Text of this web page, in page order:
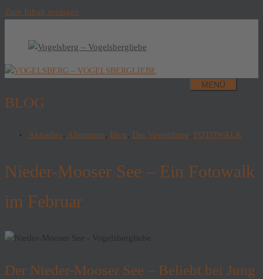
Zum Inhalt springen
MENÜ
BLOG
Aktuelles Allgemein Blog Der Vogelsberg FOTOWALK
Nieder-Mooser See – Ein Fotowalk
im Februar
Der Nieder-Mooser See – Beliebt bei Jung